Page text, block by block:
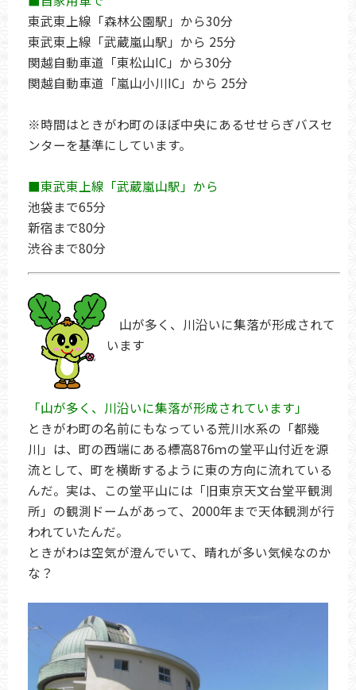
東武東上線「森林公園駅」から30分
東武東上線「武蔵嵐山駅」から 25分
関越自動車道「東松山IC」から30分
関越自動車道「嵐山小川IC」から 25分
※時間はときがわ町のほぼ中央にあるせせらぎバスセ
ンターを基準にしています。
■東武東上線「武蔵嵐山駅」から
池袋まで65分
新宿まで80分
渋谷まで80分
山が多く、川沿いに集落が形成されて
います
「山が多く、川沿いに集落が形成されています」
ときがわ町の名前にもなっている荒川水系の「都幾
川」は、町の西端にある標高876ｍの堂平山付近を源
流として、町を横断するように東の方向に流れている
んだ。実は、この堂平山には「旧東京天文台堂平観測
所」の観測ドームがあって、2000年まで天体観測が行
われていたんだ。
ときがわは空気が澄んでいて、晴れが多い気候なのか
な？